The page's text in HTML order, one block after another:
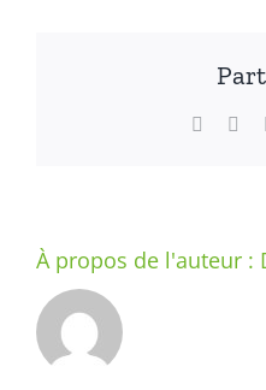
À propos de l'auteur :